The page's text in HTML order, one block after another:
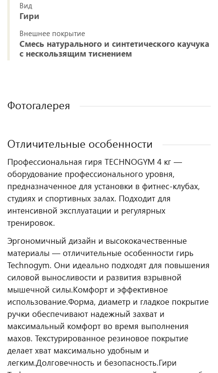
Вид
Гири
Внешнее покрытие
Смесь натурального и синтетического каучука
с нескользящим тиснением
Фотогалерея
Отличительные особенности
Профессиональная гиря TECHNOGYM 4 кг —
оборудование профессионального уровня,
предназначенное для установки в фитнес‑клубах,
студиях и спортивных залах. Подходит для
интенсивной эксплуатации и регулярных
тренировок.
Эргономичный дизайн и высококачественные
материалы — отличительные особенности гирь
Technogym. Они идеально подходят для повышения
силовой выносливости и развития взрывной
мышечной силы.Комфорт и эффективное
использование.Форма, диаметр и гладкое покрытие
ручки обеспечивают надежный захват и
максимальный комфорт во время выполнения
махов. Текстурированное резиновое покрытие
делает хват максимально удобным и
легким.Долговечность и безопасность.Гири